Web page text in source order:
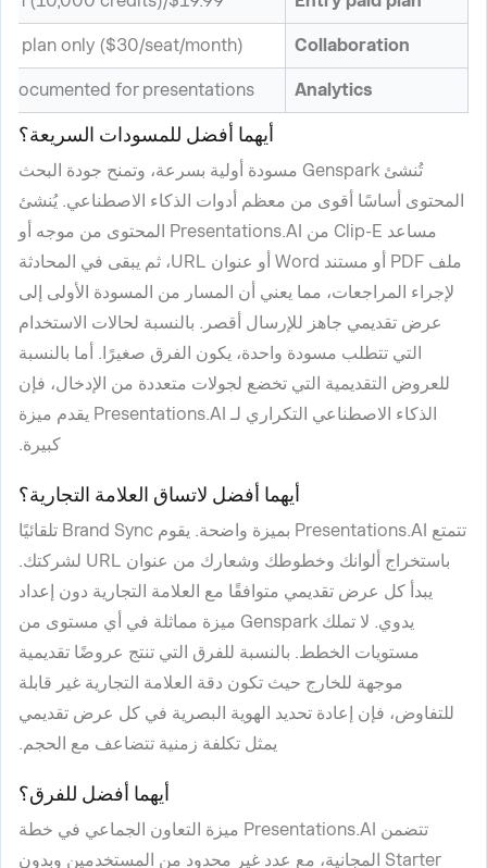
Collaboration
plan only ($30/seat/month)
Analytics
documented for presentations
أيهما أفضل للمسودات السريعة؟
تُنشئ Genspark مسودة أولية بسرعة، وتمنح جودة البحث
المحتوى أساسًا أقوى من معظم أدوات الذكاء الاصطناعي. يُنشئ
مساعد Clip-E من Presentations.AI المحتوى من موجه أو
ملف PDF أو مستند Word أو عنوان URL، ثم يبقى في المحادثة
لإجراء المراجعات، مما يعني أن المسار من المسودة الأولى إلى
عرض تقديمي جاهز للإرسال أقصر. بالنسبة لحالات الاستخدام
التي تتطلب مسودة واحدة، يكون الفرق صغيرًا. أما بالنسبة
للعروض التقديمية التي تخضع لجولات متعددة من الإدخال، فإن
الذكاء الاصطناعي التكراري لـ Presentations.AI يقدم ميزة
كبيرة.
أيهما أفضل لاتساق العلامة التجارية؟
تتمتع Presentations.AI بميزة واضحة. يقوم Brand Sync تلقائيًا
باستخراج ألوانك وخطوطك وشعارك من عنوان URL لشركتك.
يبدأ كل عرض تقديمي متوافقًا مع العلامة التجارية دون إعداد
يدوي. لا تملك Genspark ميزة مماثلة في أي مستوى من
مستويات الخطط. بالنسبة للفرق التي تنتج عروضًا تقديمية
موجهة للخارج حيث تكون دقة العلامة التجارية غير قابلة
للتفاوض، فإن إعادة تحديد الهوية البصرية في كل عرض تقديمي
يمثل تكلفة زمنية تتضاعف مع الحجم.
أيهما أفضل للفرق؟
تتضمن Presentations.AI ميزة التعاون الجماعي في خطة
Starter المجانية، مع عدد غير محدود من المستخدمين وبدون